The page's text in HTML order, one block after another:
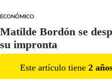
ECONÓMICO
Matilde Bordón se
su impronta
Este artículo tiene 2 año